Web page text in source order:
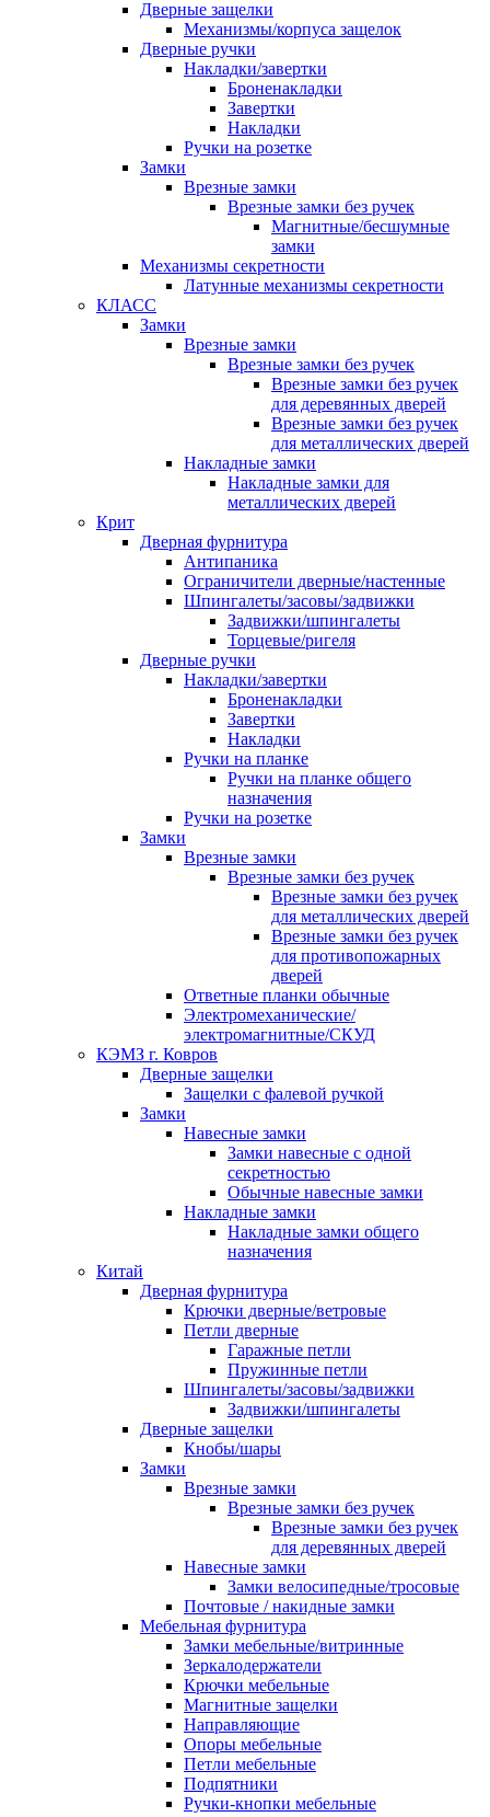
Дверные защелки
Механизмы/корпуса защелок
Дверные ручки
Накладки/завертки
Броненакладки
Завертки
Накладки
Ручки на розетке
Замки
Врезные замки
Врезные замки без ручек
Магнитные/бесшумные
замки
Механизмы секретности
Латунные механизмы секретности
КЛАСС
Замки
Врезные замки
Врезные замки без ручек
Врезные замки без ручек
для деревянных дверей
Врезные замки без ручек
для металлических дверей
Накладные замки
Накладные замки для
металлических дверей
Крит
Дверная фурнитура
Антипаника
Ограничители дверные/настенные
Шпингалеты/засовы/задвижки
Задвижки/шпингалеты
Торцевые/ригеля
Дверные ручки
Накладки/завертки
Броненакладки
Завертки
Накладки
Ручки на планке
Ручки на планке общего
назначения
Ручки на розетке
Замки
Врезные замки
Врезные замки без ручек
Врезные замки без ручек
для металлических дверей
Врезные замки без ручек
для противопожарных
дверей
Ответные планки обычные
Электромеханические/
электромагнитные/СКУД
КЭМЗ г. Ковров
Дверные защелки
Защелки с фалевой ручкой
Замки
Навесные замки
Замки навесные с одной
секретностью
Обычные навесные замки
Накладные замки
Накладные замки общего
назначения
Китай
Дверная фурнитура
Крючки дверные/ветровые
Петли дверные
Гаражные петли
Пружинные петли
Шпингалеты/засовы/задвижки
Задвижки/шпингалеты
Дверные защелки
Кнобы/шары
Замки
Врезные замки
Врезные замки без ручек
Врезные замки без ручек
для деревянных дверей
Навесные замки
Замки велосипедные/тросовые
Почтовые / накидные замки
Мебельная фурнитура
Замки мебельные/витринные
Зеркалодержатели
Крючки мебельные
Магнитные защелки
Направляющие
Опоры мебельные
Петли мебельные
Подпятники
Ручки-кнопки мебельные